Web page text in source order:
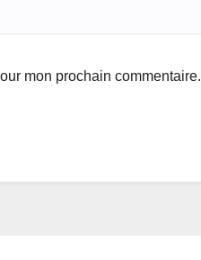
mon prochain commentaire.